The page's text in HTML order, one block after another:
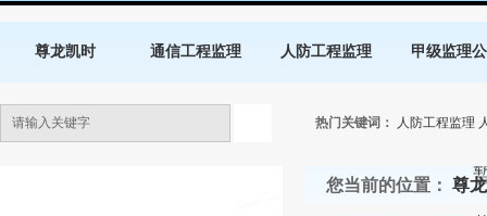
尊龙凯时 通信工程监理 人防工程监理 甲级监理
热门关键词： 人防工程监理
您当前的位置： 尊